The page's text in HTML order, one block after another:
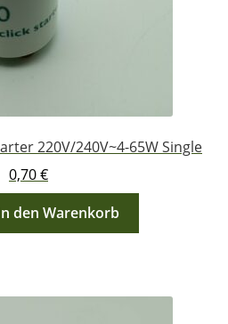
220V/240V~4-65W Single
0,70€
den Warenkorb